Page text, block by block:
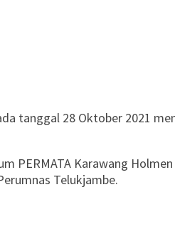
tanggal 28 Oktober 2021
PERMATA Karawang
Telukjambe.